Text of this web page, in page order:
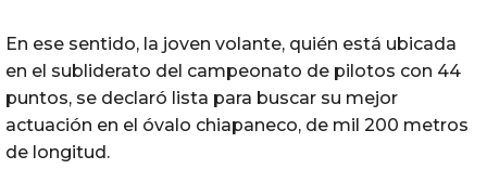
En ese sentido, la joven volante, quién está ubicada
en el subliderato del campeonato de pilotos con 44
puntos, se declaró lista para buscar su mejor
actuación en el óvalo chiapaneco, de mil 200 metros
de longitud.